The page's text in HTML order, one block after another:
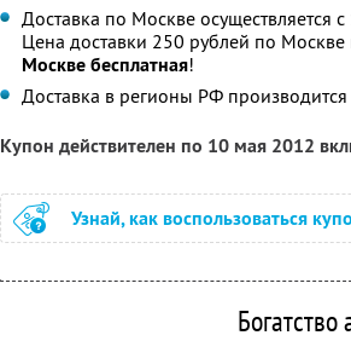
Доставка по Москве осуществляется
Цена доставки 250 рублей по
Москве бесплатная!
Доставка в регионы РФ
Купон действителен по 10 мая 2012
Узнай, как воспользоваться